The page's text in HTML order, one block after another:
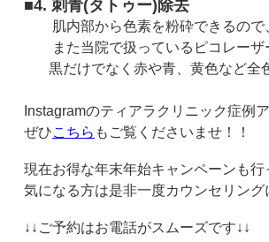
■4. 刺青(タトゥー) 除去
肌内部から色素を粉砕できるので
また当院で扱っているピコレーザ
黒だけでなく赤や青、黄色など全
Instagramのティアラクリニック症例
ぜひこちら もご覧くださいませ！！
現在お得な年末年始キャンペーンも行
気になる方は是非一度カウンセリング
↓↓ご予約はお電話がスムーズです↓↓